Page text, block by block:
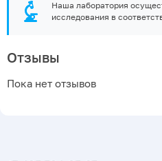
Наша лаборатория
исследования в
Отзывы
Пока нет отзывов